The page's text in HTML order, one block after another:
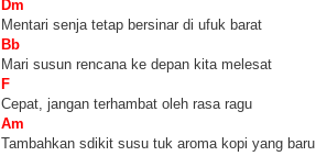
Dm
Mentari senja tetap bersinar di ufuk barat
Bb
Mari susun rencana ke depan kita melesat
F
Cepat, jangan terhambat oleh rasa ragu
Am
Tambahkan sdikit susu tuk aroma kopi yang baru